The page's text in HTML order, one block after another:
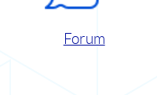
Forum